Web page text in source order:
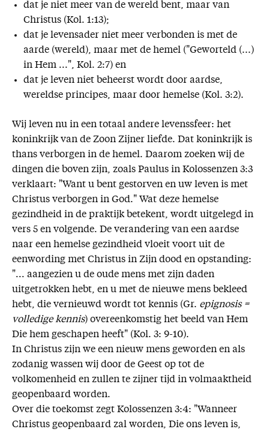
dat je niet meer van de wereld bent, maar van
Christus (Kol. 1:13);
dat je levensader niet meer verbonden is met de
aarde (wereld), maar met de hemel ("Geworteld (...)
in Hem ...", Kol. 2:7) en
dat je leven niet beheerst wordt door aardse,
wereldse principes, maar door hemelse (Kol. 3:2).
Wij leven nu in een totaal andere levenssfeer: het
koninkrijk van de Zoon Zijner liefde. Dat koninkrijk is
thans verborgen in de hemel. Daarom zoeken wij de
dingen die boven zijn, zoals Paulus in Kolossenzen 3:3
verklaart: "Want u bent gestorven en uw leven is met
Christus verborgen in God." Wat deze hemelse
gezindheid in de praktijk betekent, wordt uitgelegd in
vers 5 en volgende. De verandering van een aardse
naar een hemelse gezindheid vloeit voort uit de
eenwording met Christus in Zijn dood en opstanding:
"... aangezien u de oude mens met zijn daden
uitgetrokken hebt, en u met de nieuwe mens bekleed
hebt, die vernieuwd wordt tot kennis (Gr. epignosis =
volledige kennis) overeenkomstig het beeld van Hem
Die hem geschapen heeft" (Kol. 3: 9-10).
In Christus zijn we een nieuw mens geworden en als
zodanig wassen wij door de Geest op tot de
volkomenheid en zullen te zijner tijd in volmaaktheid
geopenbaard worden.
Over die toekomst zegt Kolossenzen 3:4: "Wanneer
Christus geopenbaard zal worden, Die ons leven is,